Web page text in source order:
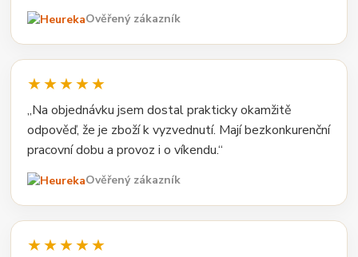
Ověřený zákazník
★★★★★
„Na objednávku jsem dostal prakticky okamžitě
odpověď, že je zboží k vyzvednutí. Mají bezkonkurenční
pracovní dobu a provoz i o víkendu.“
Ověřený zákazník
★★★★★